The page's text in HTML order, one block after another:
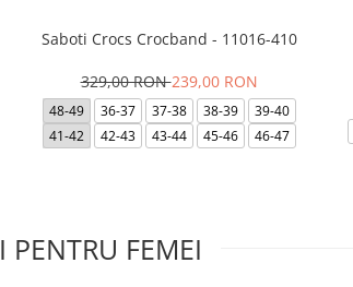
Saboti Crocs Crocband - 11016-410
329,00 RON239,00 RON
48-49 36-37 37-38 38-39
39-40
41-42
42-43 43-44 45-46 46-47
PENTRU FEMEI